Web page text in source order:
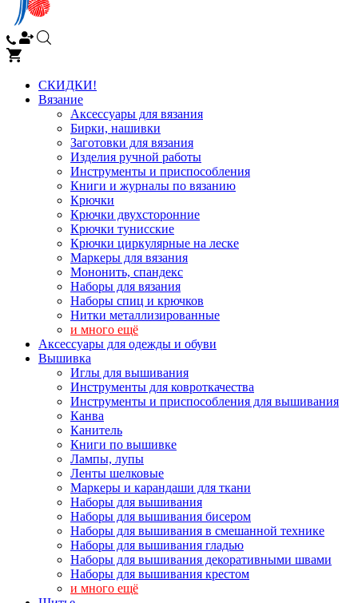
СКИДКИ!
Вязание
Аксессуары для вязания
Бирки, нашивки
Заготовки для вязания
Изделия ручной работы
Инструменты и приспособления
Книги и журналы по вязанию
Крючки
Крючки двухсторонние
Крючки тунисские
Крючки циркулярные на леске
Маркеры для вязания
Мононить, спандекс
Наборы для вязания
Наборы спиц и крючков
Нитки металлизированные
и много ещё
Аксессуары для одежды и обуви
Вышивка
Иглы для вышивания
Инструменты для ковроткачества
Инструменты и приспособления для вышивания
Канва
Канитель
Книги по вышивке
Лампы, лупы
Ленты шелковые
Маркеры и карандаши для ткани
Наборы для вышивания
Наборы для вышивания бисером
Наборы для вышивания в смешанной технике
Наборы для вышивания гладью
Наборы для вышивания декоративными швами
Наборы для вышивания крестом
и много ещё